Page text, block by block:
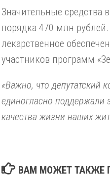
Значительные средства
порядка 470 млн
лекарственное
участников программ
«Важно, что депутатский
единогласно поддержали
качества жизни наших
ВАМ МОЖЕТ ТАКЖЕ